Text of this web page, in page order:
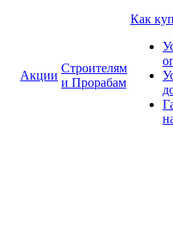
Акции
Строителям
и Прорабам
Как